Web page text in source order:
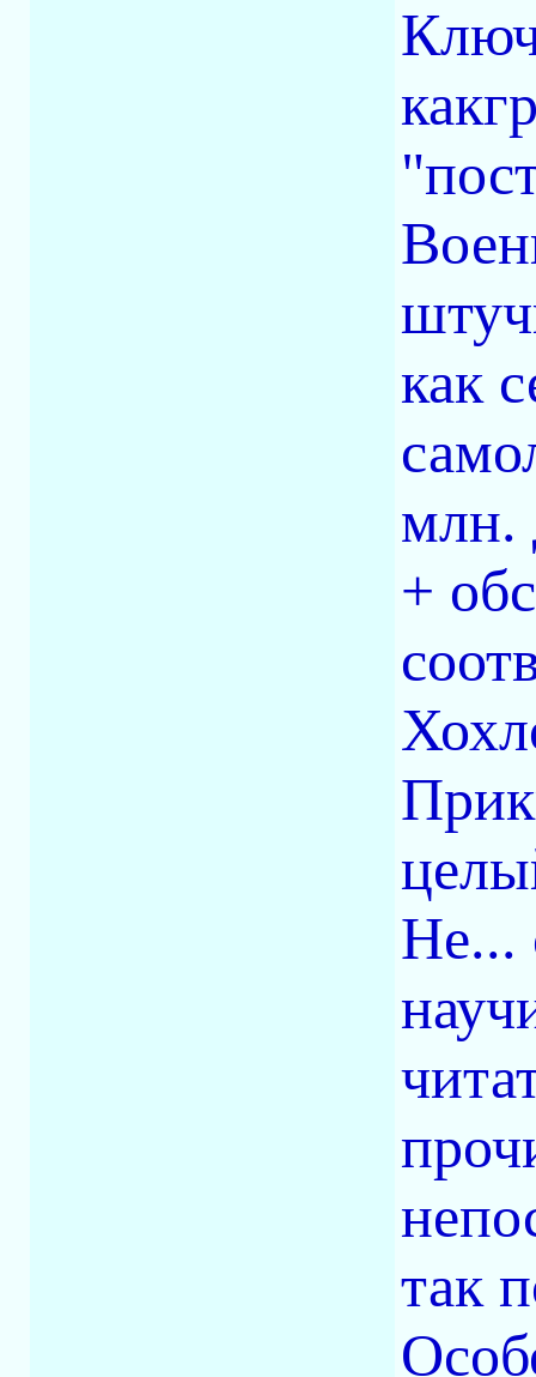
как
млн.
+
Не...
так